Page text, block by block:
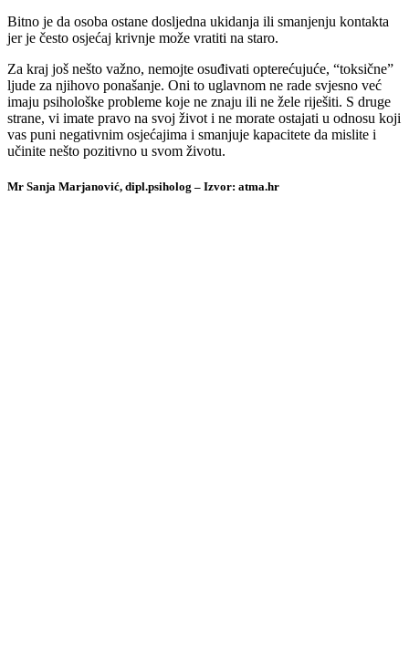
Bitno je da osoba ostane dosljedna ukidanja ili smanjenju kontakta
jer je često osjećaj krivnje može vratiti na staro.
Za kraj još nešto važno, nemojte osuđivati opterećujuće, “toksične”
ljude za njihovo ponašanje. Oni to uglavnom ne rade svjesno već
imaju psihološke probleme koje ne znaju ili ne žele riješiti. S druge
strane, vi imate pravo na svoj život i ne morate ostajati u odnosu koji
vas puni negativnim osjećajima i smanjuje kapacitete da mislite i
učinite nešto pozitivno u svom životu.
Mr Sanja Marjanović, dipl.psiholog – Izvor: atma.hr